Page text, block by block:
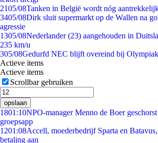
2105/08Tanken in België wordt nóg
3405/08Dirk sluit supermarkt op de Wallen na
agressie
1305/08Nederlander (23) aangehouden in
235 km/u
305/08Gedurfd NEC blijft overeind bij
Actieve items
Actieve items
Scrollbar gebruiken
opslaan
1801:10NPO-manager Menno de Boer
groepsapp
1201:08Accell, moederbedrijf Sparta en
betaling aan